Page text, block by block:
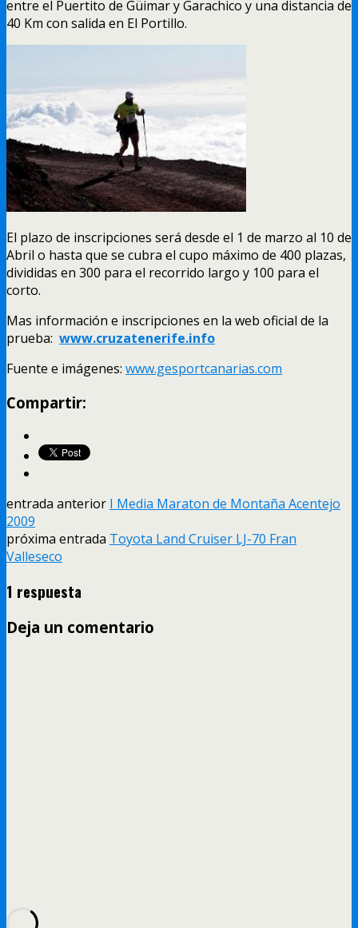
entre el Puertito de Güimar y Garachico y una distancia de
40 Km con salida en El Portillo.
El plazo de inscripciones será desde el 1 de marzo al 10 de
Abril o hasta que se cubra el cupo máximo de 400 plazas,
divididas en 300 para el recorrido largo y 100 para el
corto.
Mas información e inscripciones en la web oficial de la
prueba: www.cruzatenerife.info
Fuente e imágenes: www.gesportcanarias.com
Compartir:
entrada anterior I Media Maraton de Montaña Acentejo
2009
próxima entrada Toyota Land Cruiser LJ-70 Fran
Valleseco
1 respuesta
Deja un comentario